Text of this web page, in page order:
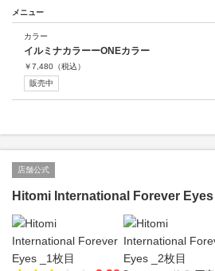
メニュー
カラー
イルミナカラーーONEカラー
￥7,480 （税込）
販売中
店舗公式
Hitomi International Forever Eyes